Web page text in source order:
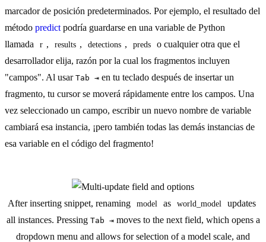
marcador de posición predeterminados. Por ejemplo, el resultado del
método predict podría guardarse en una variable de Python
llamada
r , results , detections , preds
o cualquier otra que el
desarrollador elija, razón por la cual los fragmentos incluyen
"campos". Al usar Tab ⇥ en tu teclado después de insertar un
fragmento, tu cursor se moverá rápidamente entre los campos. Una
vez seleccionado un campo, escribir un nuevo nombre de variable
cambiará esa instancia, ¡pero también todas las demás instancias de
esa variable en el código del fragmento!
After inserting snippet, renaming model as world_model
updates
all instances. Pressing Tab ⇥moves to the next field, which opens a
dropdown menu and allows for selection of a model scale, and